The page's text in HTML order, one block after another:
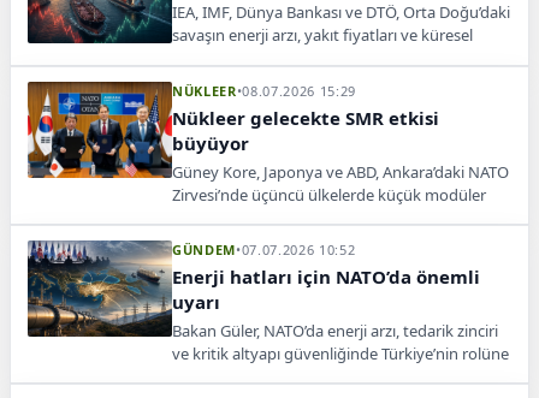
IEA, IMF, Dünya Bankası ve DTÖ, Orta Doğu’daki
savaşın enerji arzı, yakıt fiyatları ve küresel
uyarısında bulundu.
NÜKLEER•08.07.2026 15:29
Nükleer gelecekte SMR etkisi
büyüyor
Güney Kore, Japonya ve ABD, Ankara’daki NATO
Zirvesi’nde üçüncü ülkelerde küçük modüler
imzaladı.
GÜNDEM•07.07.2026 10:52
Enerji hatları için NATO’da önemli
uyarı
Bakan Güler, NATO’da enerji arzı, tedarik zinciri
ve kritik altyapı güvenliğinde Türkiye’nin rolüne